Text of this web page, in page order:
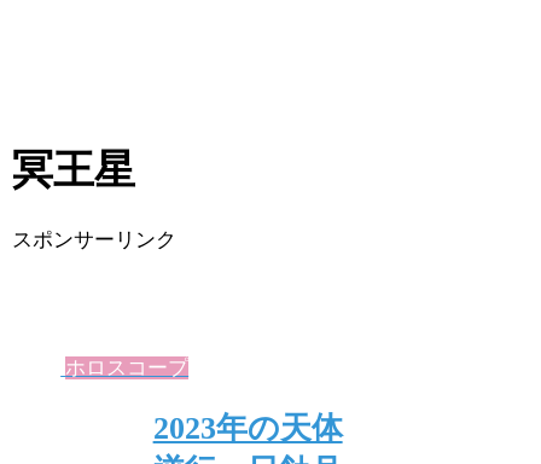
冥王星
スポンサーリンク
ホロスコープ
2023年の天体